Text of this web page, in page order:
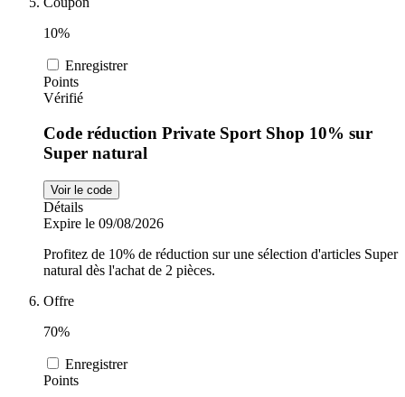
10%
Enregistrer
Points
Vérifié
Code réduction Private Sport Shop 10% sur
Super natural
Voir le code
Détails
Expire le 09/08/2026
Profitez de 10% de réduction sur une sélection d'articles Super
natural dès l'achat de 2 pièces.
Offre
70%
Enregistrer
Points